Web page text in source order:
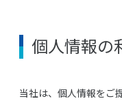
個人情報の
当社は、個人情報をご